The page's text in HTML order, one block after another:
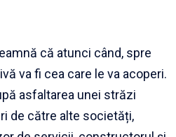
că atunci când, spre
va fi cea care le va acoperi.
asfaltarea unei străzi
de către alte societăți,